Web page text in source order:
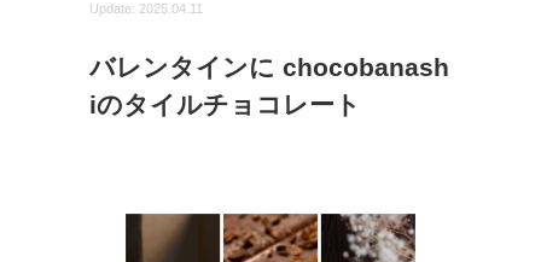
Update: 2025.04.11
バレンタインに chocobanash
iのタイルチョコレート